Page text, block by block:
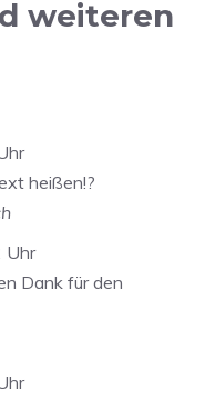
weiteren
heißen!?
Uhr
Dank für den